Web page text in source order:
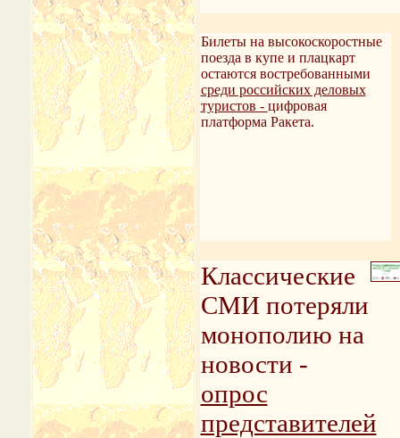
Билеты на высокоскоростные
поезда в купе и плацкарт
остаются востребованными
среди российских деловых
туристов - цифровая
платформа Ракета.
Классические
СМИ потеряли
монополию на
новости -
опрос
представителей